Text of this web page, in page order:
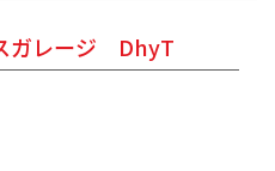
ガレージ DhyT